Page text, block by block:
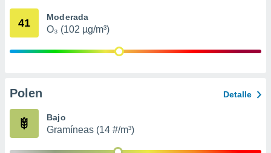
mediante
publicidad
de
41 Moderada
O₃ (102 µg/m³)
Polen Detalle
Bajo
Gramíneas (14 #/m³)